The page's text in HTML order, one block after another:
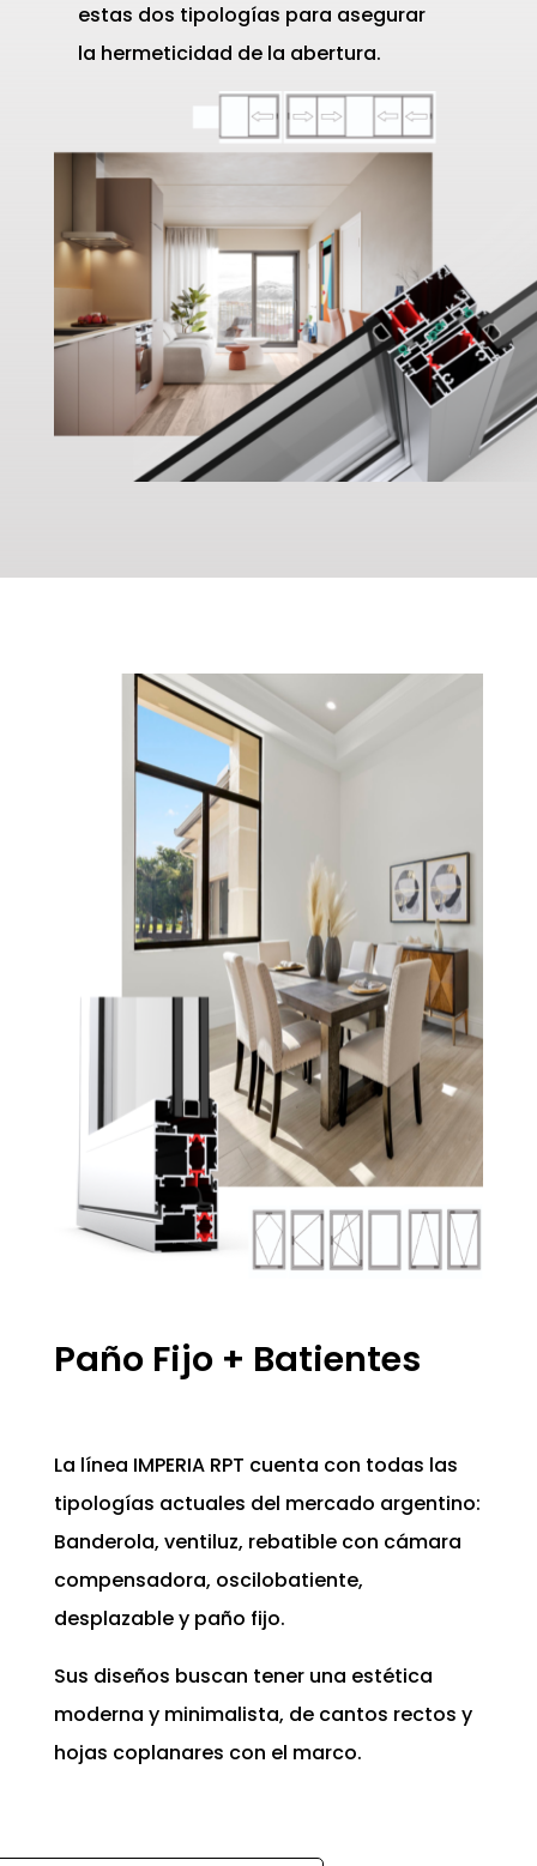
estas dos tipologías para asegurar
la hermeticidad de la abertura.
Paño Fijo + Batientes
La línea IMPERIA RPT cuenta con todas las
tipologías actuales del mercado argentino:
Banderola, ventiluz, rebatible con cámara
compensadora, oscilobatiente,
desplazable y paño fijo.
Sus diseños buscan tener una estética
moderna y minimalista, de cantos rectos y
hojas coplanares con el marco.